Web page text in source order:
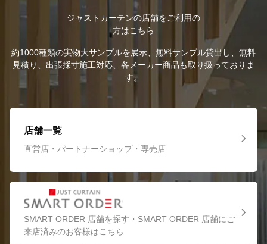
ジャストカーテンの店舗をご利用の
方はこちら
約1000種類の実物大サンプルを展示、無料サンプル貸出し、無料
見積り、出張採寸施工対応、各メーカー商品も取り扱っておりま
す。
店舗一覧
直営店・パートナーショップ・専売店
SMART ORDER 店舗を探す・SMART ORDER 店舗にご
来店済みのお客様はこちら